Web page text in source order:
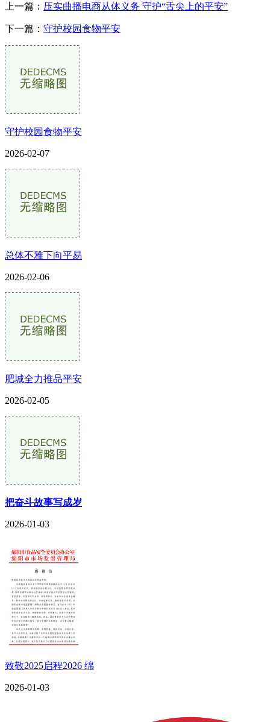
上一篇： 压实曲播电商从体义务 守护“舌尖上的平安”
下一篇： 守护校园食物平安
守护校园食物平安
2026-02-07
总体不雅下向平易
2026-02-06
肥城全力推品平安
2026-02-05
把奋斗故事写成岁
2026-01-03
致敬2025启程2026 绵
2026-01-03